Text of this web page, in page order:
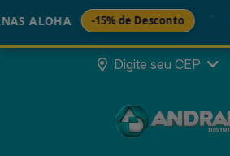
-15% de Desconto 🚚
Digite seu CEP